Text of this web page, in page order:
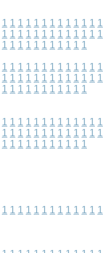
1 1 1 1 1 1 1 1 1 1 1 1 1
1 1 1 1 1 1 1 1 1 1 1 1 1
1 1 1 1 1 1 1 1 1 1 1
1 1 1 1 1 1 1 1 1 1 1 1 1
1 1 1 1 1 1 1 1 1 1 1 1 1
1 1 1 1 1 1 1 1 1 1 1
1 1 1 1 1 1 1 1 1 1 1 1 1
1 1 1 1 1 1 1 1 1 1 1 1 1
1 1 1 1 1 1 1 1 1 1 1
1 1 1 1 1 1 1 1 1 1 1 1 1